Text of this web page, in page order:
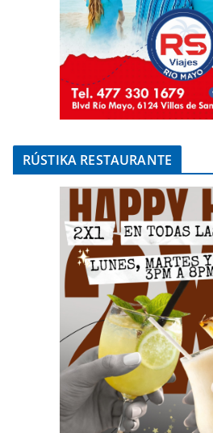
RÚSTIKA RESTAURANTE